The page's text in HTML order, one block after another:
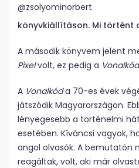
@zsolyominorbert
könyvkiállításon. Mi történt
A második könyvem jelent
Pixelvolt, ez pedig a Vonalkód
A Vonalkóda 70-es évek
játszódik Magyarországon.
lényegesebb a történelmi
esetében. Kíváncsi vagyok,
angol olvasók. A bemutatón
reagáltak, volt, aki már